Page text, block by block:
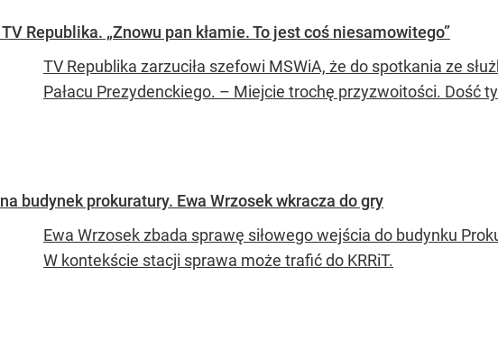
Republika. „Znowu pan kłamie. To jest coś niesamowitego”
TV Republika zarzuciła szefowi MSWiA, że do spotkania ze
Pałacu Prezydenckiego. – Miejcie trochę przyzwoitości. Dość
budynek prokuratury. Ewa Wrzosek wkracza do gry
Ewa Wrzosek zbada sprawę siłowego wejścia do budynku
W kontekście stacji sprawa może trafić do KRRiT.